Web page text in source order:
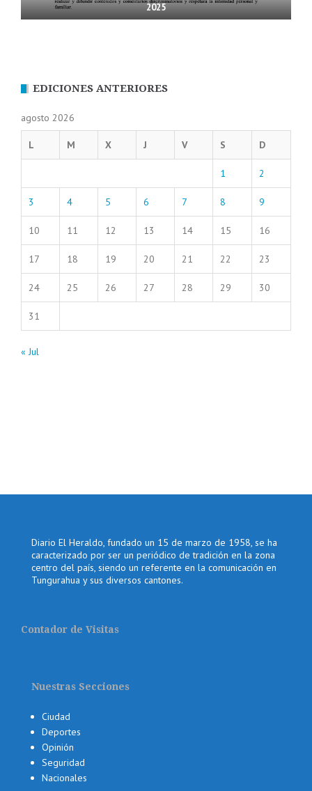
2025
EDICIONES ANTERIORES
agosto 2026
L M X J V S D
1 2
3 4 5 6 7 8 9
10 11 12 13 14 15 16
17 18 19 20 21 22 23
24 25 26 27 28 29 30
31
« Jul
Diario El Heraldo, fundado un 15 de marzo de 1958, se ha
caracterizado por ser un periódico de tradición en la zona
centro del país, siendo un referente en la comunicación en
Tungurahua y sus diversos cantones.
Contador de Visitas
Nuestras Secciones
Ciudad
Deportes
Opinión
Seguridad
Nacionales